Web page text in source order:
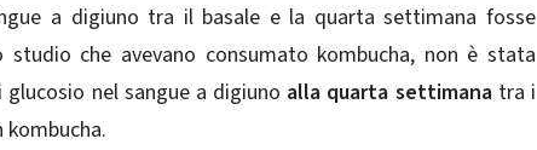
a digiuno tra il basale e la quarta settimana fosse
che avevano consumato kombucha, non è stata
nel sangue a digiuno alla quarta settimanatra i